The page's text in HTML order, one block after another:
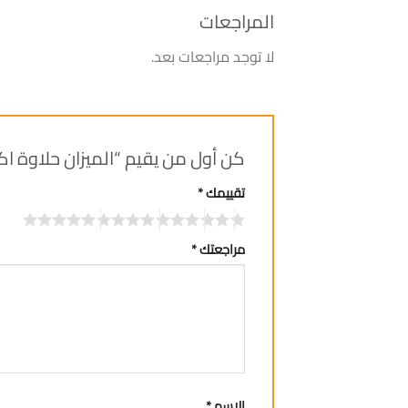
المراجعات
لا توجد مراجعات بعد.
كن أول من يقيم “الميزان حلاوة اكسترا
تقييمك*
مراجعتك*